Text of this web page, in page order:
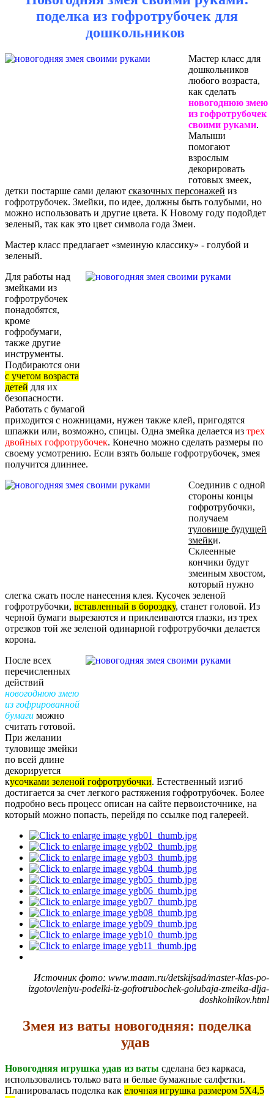
поделка из гофротрубочек для
дошкольников
Мастер класс для
дошкольников
любого возраста,
как сделать
новогоднюю змею
из гофротрубочек
своими руками.
Малыши
помогают
взрослым
декорировать
готовых змеек,
детки постарше сами делают сказочных персонажей из
гофротрубочек. Змейки, по идее, должны быть голубыми, но
можно использовать и другие цвета. К Новому году подойдет
зеленый, так как это цвет символа года Змеи.
Мастер класс предлагает «змеиную классику» - голубой и
зеленый.
Для работы над
змейками из
гофротрубочек
понадобятся,
кроме
гофробумаги,
также другие
инструменты.
Подбираются они
с учетом возраста
детей для их
безопасности.
Работать с бумагой
приходится с ножницами, нужен также клей, пригодятся
шпажки или, возможно, спицы. Одна змейка делается из трех
двойных гофротрубочек. Конечно можно сделать размеры по
своему усмотрению. Если взять больше гофротрубочек, змея
получится длиннее.
Соединив с одной
стороны концы
гофротрубочки,
получаем
туловище будущей
змейки.
Склеенные
кончики будут
змеиным хвостом,
который нужно
слегка сжать после нанесения клея. Кусочек зеленой
гофротрубочки, вставленный в бороздку, станет головой. Из
черной бумаги вырезаются и приклеиваются глазки, из трех
отрезков той же зеленой одинарной гофротрубочки делается
корона.
После всех
перечисленных
действий
новогоднюю змею
из гофрированной
бумаги можно
считать готовой.
При желании
туловище змейки
по всей длине
декорируется
кусочками зеленой гофротрубочки. Естественный изгиб
достигается за счет легкого растяжения гофротрубочек. Более
подробно весь процесс описан на сайте первоисточнике, на
который можно попасть, перейдя по ссылке под галереей.
Источник фото: www.maam.ru/detskijsad/master-klas-po-
izgotovleniyu-podelki-iz-gofrotrubochek-golubaja-zmeika-dlja-
doshkolnikov.html
Змея из ваты новогодняя: поделка
удав
Новогодняя игрушка удав из ваты сделана без каркаса,
использовались только вата и белые бумажные салфетки.
Планировалась поделка как елочная игрушка размером 5Х4,5